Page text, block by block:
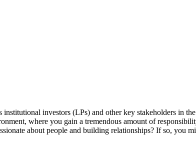
investors (LPs) and other key stakeholders in
where you gain a tremendous amount of
about people and building relationships? If so, you